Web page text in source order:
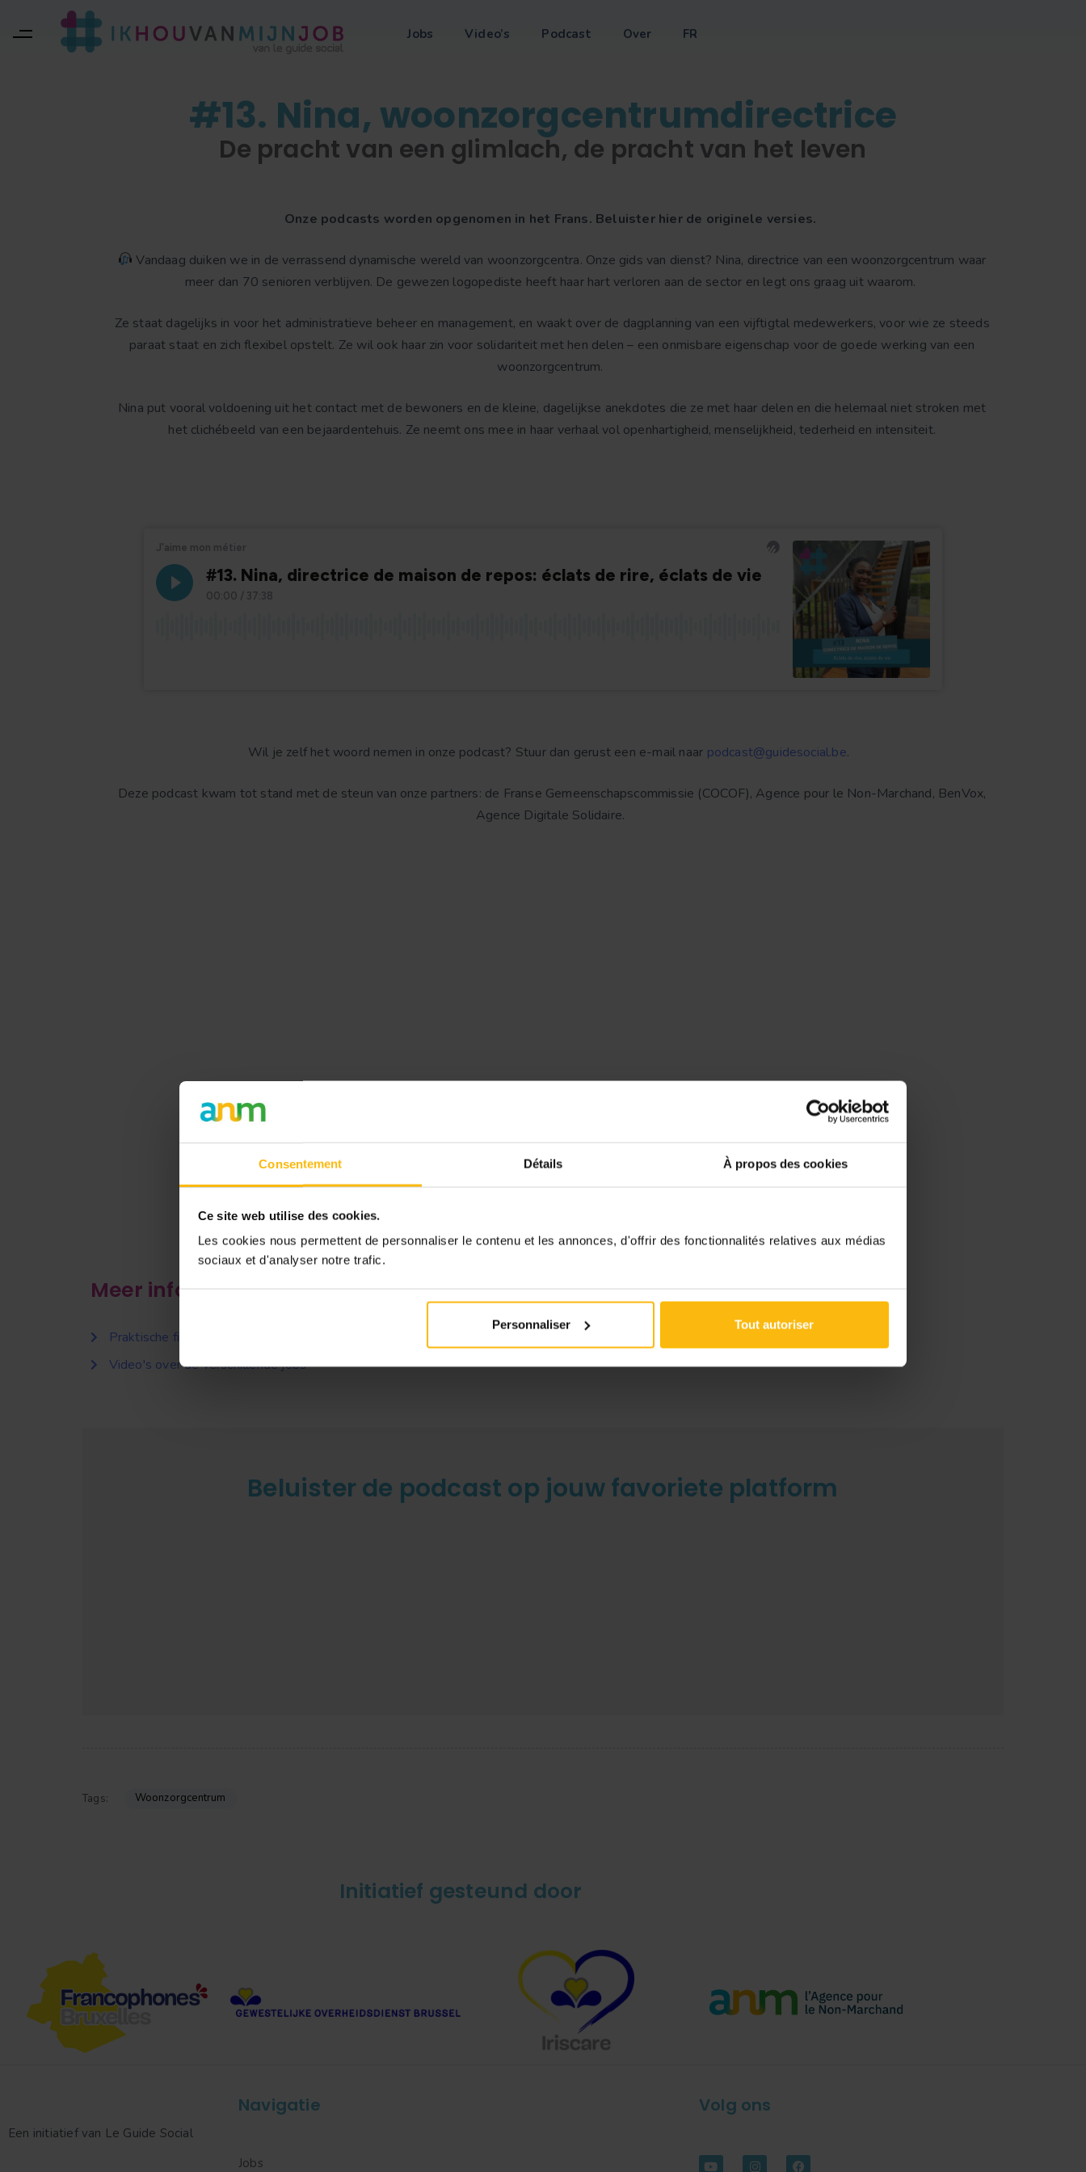
Consentement Détails À propos des cookies
Ce site web utilise des cookies.
Les cookies nous permettent de personnaliser le contenu et les annonces, d'offrir des fonctionnalités relatives aux médias
sociaux et d'analyser notre trafic.
Personnaliser Tout autoriser
Jobs Video’s Podcast Over FR
#13. Nina, woonzorgcentrumdirectrice
De pracht van een glimlach, de pracht van het leven
Onze podcasts worden opgenomen in het Frans. Beluister hier de originele versies.
Vandaag duiken we in de verrassend dynamische wereld van woonzorgcentra. Onze gids van dienst? Nina, directrice van een woonzorgcentrum waar
meer dan 70 senioren verblijven. De gewezen logopediste heeft haar hart verloren aan de sector en legt ons graag uit waarom.
Ze staat dagelijks in voor het administratieve beheer en management, en waakt over de dagplanning van een vijftigtal medewerkers, voor wie ze steeds
paraat staat en zich flexibel opstelt. Ze wil ook haar zin voor solidariteit met hen delen – een onmisbare eigenschap voor de goede werking van een
woonzorgcentrum.
Nina put vooral voldoening uit het contact met de bewoners en de kleine, dagelijkse anekdotes die ze met haar delen en die helemaal niet stroken met
het clichébeeld van een bejaardentehuis. Ze neemt ons mee in haar verhaal vol openhartigheid, menselijkheid, tederheid en intensiteit.
Wil je zelf het woord nemen in onze podcast? Stuur dan gerust een e-mail naar podcast@guidesocial.be.
Deze podcast kwam tot stand met de steun van onze partners: de Franse Gemeenschapscommissie (COCOF), Agence pour le Non-Marchand, BenVox,
Agence Digitale Solidaire.
Meer info
Praktische fiches over de verschillende jobs
Video's over de verschillende jobs
Beluister de podcast op jouw favoriete platform
Tags: Woonzorgcentrum
Initiatief gesteund door
Een initiatief van Le Guide Social
Navigatie
Jobs
Volg ons